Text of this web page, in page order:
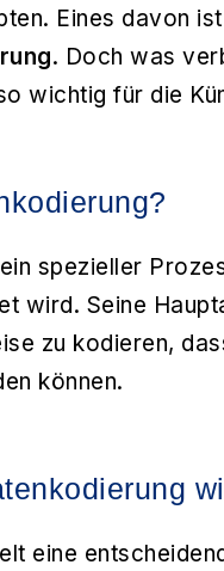
Eines davon
. Doch was
wichtig für die
spezieller
wird. Seine
zu kodieren,
können.
eine